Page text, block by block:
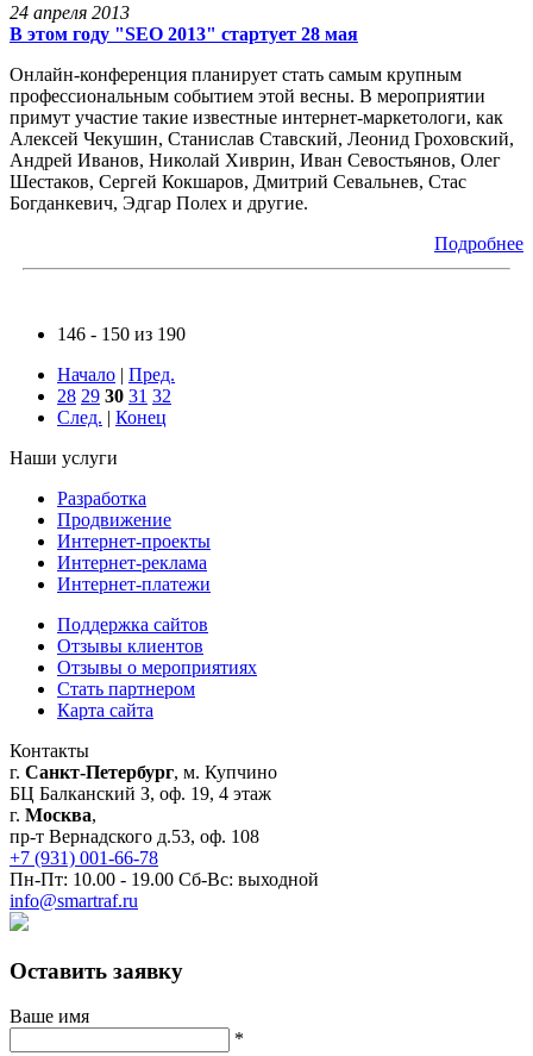
24 апреля 2013
В этом году "SEO 2013" стартует 28 мая
Онлайн-конференция планирует стать самым крупным
профессиональным событием этой весны. В мероприятии
примут участие такие известные интернет-маркетологи, как
Алексей Чекушин, Станислав Ставский, Леонид Гроховский,
Андрей Иванов, Николай Хиврин, Иван Севостьянов, Олег
Шестаков, Сергей Кокшаров, Дмитрий Севальнев, Стас
Богданкевич, Эдгар Полех и другие.
Подробнее
146 - 150 из 190
Начало | Пред.
28 29 30 31 32
След. | Конец
Наши услуги
Разработка
Продвижение
Интернет-проекты
Интернет-реклама
Интернет-платежи
Поддержка сайтов
Отзывы клиентов
Отзывы о мероприятиях
Стать партнером
Карта сайта
Контакты
г. Санкт-Петербург, м. Купчино
БЦ Балканский З, оф. 19, 4 этаж
г. Москва,
пр-т Вернадского д.53, оф. 108
+7 (931) 001-66-78
Пн-Пт: 10.00 - 19.00 Сб-Вс: выходной
info@smartraf.ru
Оставить заявку
Ваше имя
*